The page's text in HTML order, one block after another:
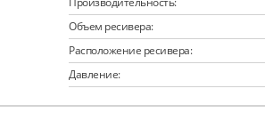
Объем ресивера:
Расположение ресивера:
Давление: